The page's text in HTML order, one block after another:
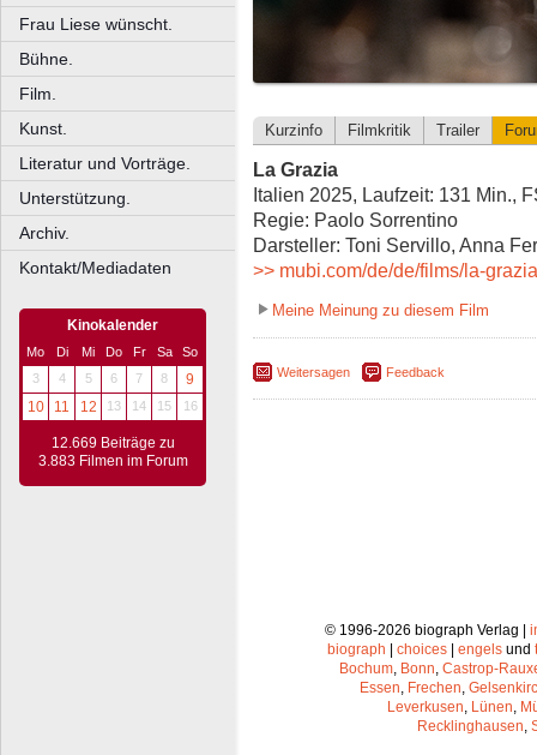
Frau Liese wünscht.
Bühne.
Film.
Kunst.
Literatur und Vorträge.
Unterstützung.
Archiv.
Kontakt/Mediadaten
Kinokalender
Mo Di Mi Do Fr Sa
So
3
4 5 6 7 8
9
10
11 12 13 14 15 16
12.669 Beiträge zu
3.883 Filmen im Forum
Kurzinfo Filmkritik Trailer
La Grazia
Italien 2025, Laufzeit: 131 Min.,
Regie: Paolo Sorrentino
Darsteller: Toni Servillo, Anna
>> mubi.com/de/de/films/la-grazia
Meine Meinung zu diesem Film
Weitersagen Feedback
© 1996-2026 biograph Verlag |
biograph
choices engels und
Bochum, Bonn, Castrop-
Essen, Frechen,
Leverkusen, Lünen,
Recklinghausen,